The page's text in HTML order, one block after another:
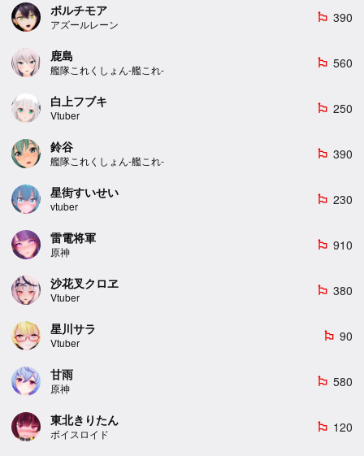
ボルチモア
アズールレーン
emoji_flags 390
鹿島
艦隊これくしょん-艦これ-
emoji_flags 560
白上フブキ
Vtuber
emoji_flags 250
鈴谷
艦隊これくしょん-艦これ-
emoji_flags 390
星街すいせい
vtuber
emoji_flags 230
雷電将軍
原神
emoji_flags 910
沙花叉クロヱ
Vtuber
emoji_flags 380
星川サラ
Vtuber
emoji_flags 90
甘雨
原神
emoji_flags 580
東北きりたん
ボイスロイド
emoji_flags 120